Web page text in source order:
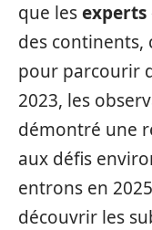
que les
des
pour parcourir
2023, les
démontré une
aux défis
entrons en
découvrir les